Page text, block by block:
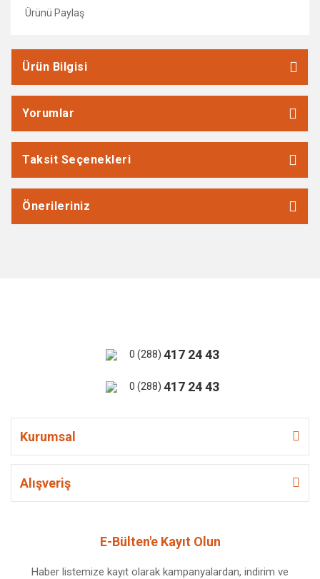
Ürünü Paylaş
Ürün Bilgisi
Yorumlar
Taksit Seçenekleri
Önerileriniz
0 (288) 417 24 43
0 (288) 417 24 43
Kurumsal
Alışveriş
E-Bülten'e Kayıt Olun
Haber listemize kayıt olarak kampanyalardan, indirim ve